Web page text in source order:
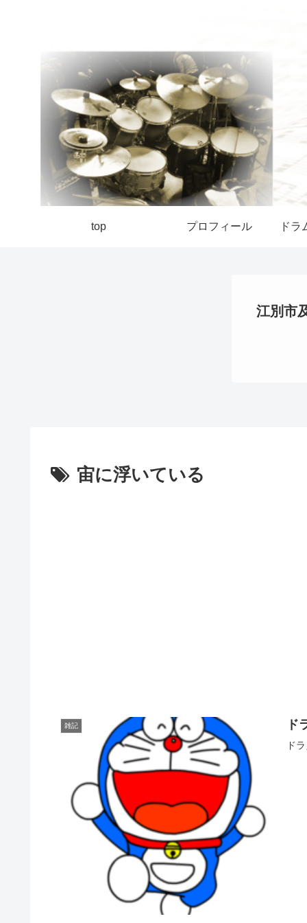
top プロフィール ドラ
江別市
宙に浮いている
雑記 ド
ド